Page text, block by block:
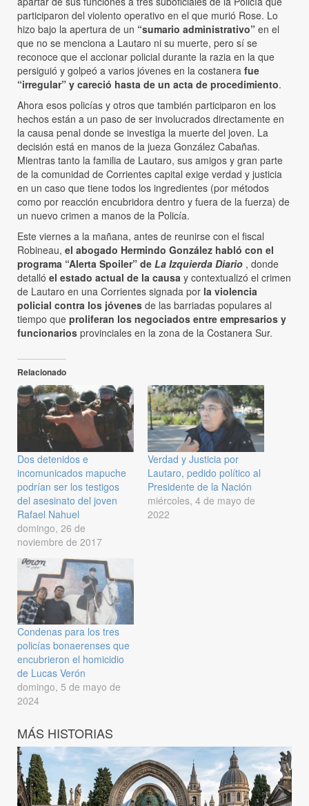
participaron del violento operativo en el que murió Rose. Lo
hizo bajo la apertura de un “sumario administrativo” en el
que no se menciona a Lautaro ni su muerte, pero sí se
reconoce que el accionar policial durante la razia en la que
persiguió y golpeó a varios jóvenes en la costanera fue
“irregular” y careció hasta de un acta de procedimiento.
Ahora esos policías y otros que también participaron en los
hechos están a un paso de ser involucrados directamente en
la causa penal donde se investiga la muerte del joven. La
decisión está en manos de la jueza González Cabañas.
Mientras tanto la familia de Lautaro, sus amigos y gran parte
de la comunidad de Corrientes capital exige verdad y justicia
en un caso que tiene todos los ingredientes (por métodos
como por reacción encubridora dentro y fuera de la fuerza) de
un nuevo crimen a manos de la Policía.
Este viernes a la mañana, antes de reunirse con el fiscal
Robineau, el abogado Hermindo González habló con el
programa “Alerta Spoiler” de La Izquierda Diario , donde
detalló el estado actual de la causa y contextualizó el crimen
de Lautaro en una Corrientes signada por la violencia
policial contra los jóvenes de las barriadas populares al
tiempo que proliferan los negociados entre empresarios y
funcionarios provinciales en la zona de la Costanera Sur.
Relacionado
Dos detenidos e
incomunicados mapuche
podrían ser los testigos
del asesinato del joven
Rafael Nahuel
domingo, 26 de
noviembre de 2017
Verdad y Justicia por
Lautaro, pedido político al
Presidente de la Nación
miércoles, 4 de mayo de
2022
Condenas para los tres
policías bonaerenses que
encubrieron el homicidio
de Lucas Verón
domingo, 5 de mayo de
2024
MÁS HISTORIAS